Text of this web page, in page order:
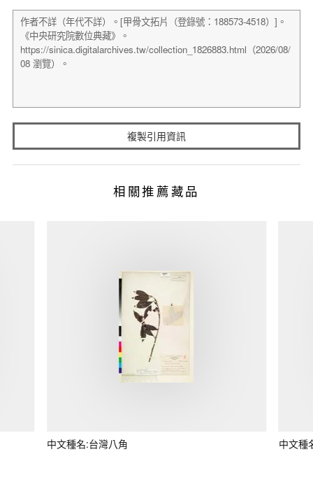
複製引用資訊
相關推薦藏品
中文種名:台灣八角 中文種